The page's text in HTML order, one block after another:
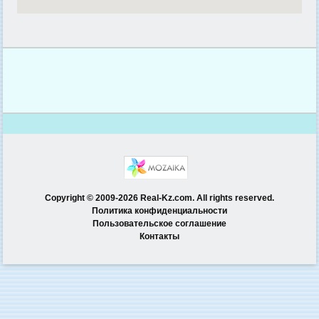
Copyright © 2009-2026 Real-Kz.com. All rights reserved.
Политика конфиденциальности
Пользовательское соглашение
Контакты